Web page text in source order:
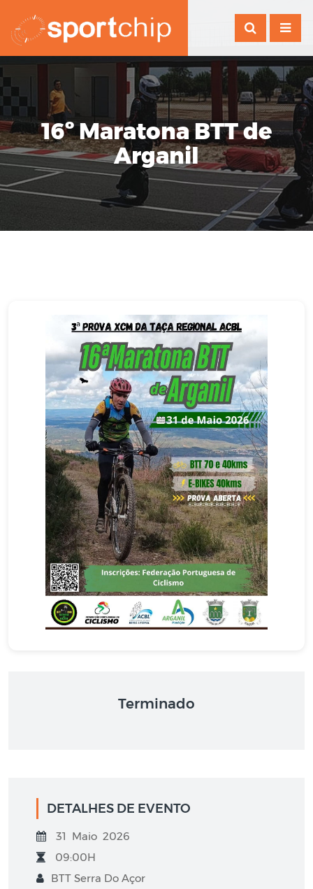
16º Maratona BTT de
Arganil
Terminado
DETALHES DE EVENTO
31 Maio 2026
09:00H
BTT Serra Do Açor